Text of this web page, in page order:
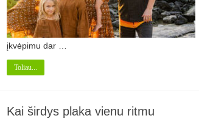
įkvėpimu dar …
Toliau...
Kai širdys plaka vienu ritmu